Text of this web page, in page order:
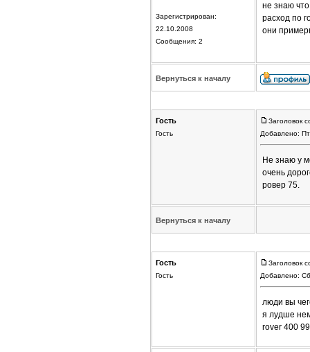
Зарегистрирован:
22.10.2008
Сообщения: 2
не знаю
расход по
они
Вернуться к началу
Гость
Гость
Заголовок
Добавлено:
Не знаю у
очень
ровер 75.
Вернуться к началу
Гость
Гость
Заголовок
Добавлено:
люди вы
я лудше
rover 400